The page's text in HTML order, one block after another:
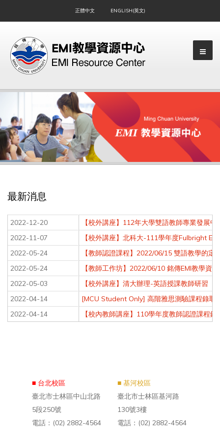
正體中文 ENGLISH(英文)
最新消息
【校外講座】112年大學雙語教師專業發展
【校外講座】北科大-111學年度Fulbright
【教師認證課程】2022/06/15 雙語教學的
【教師工作坊】2022/06/10 銘傳EMI教學資
【校外講座】清大辦理-英語授課教師研習
[MCU Student Only] 高階雅思測驗課程錄取
【校內教師講座】110學年度教師認證課程錄
2022-12-20
2022-11-07
2022-05-24
2022-05-24
2022-05-03
2022-04-14
2022-04-14
■ 台北校區
臺北市士林區中山北路
5段250號
電話：(02) 2882-4564
■ 基河校區
臺北市士林區基河路
130號3樓
電話：(02) 2882-4564